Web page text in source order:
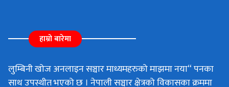
हाम्रो बारेमा
लुम्बिनी खोज अनलाइन सञ्चार माध्यमहरुको माझमा नया“ पनका
साथ उपस्थीत भएको छ । नेपाली सञ्चार क्षेत्रको विकासका क्रममा